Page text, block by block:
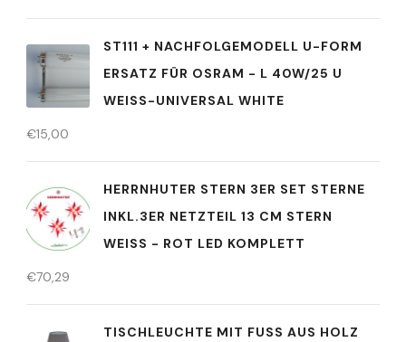
ST111 + NACHFOLGEMODELL U-FORM
ERSATZ FÜR OSRAM - L 40W/25 U
WEISS-UNIVERSAL WHITE
€15,00
HERRNHUTER STERN 3ER SET STERNE
INKL.3ER NETZTEIL 13 CM STERN
WEISS - ROT LED KOMPLETT
€70,29
TISCHLEUCHTE MIT FUSS AUS HOLZ M